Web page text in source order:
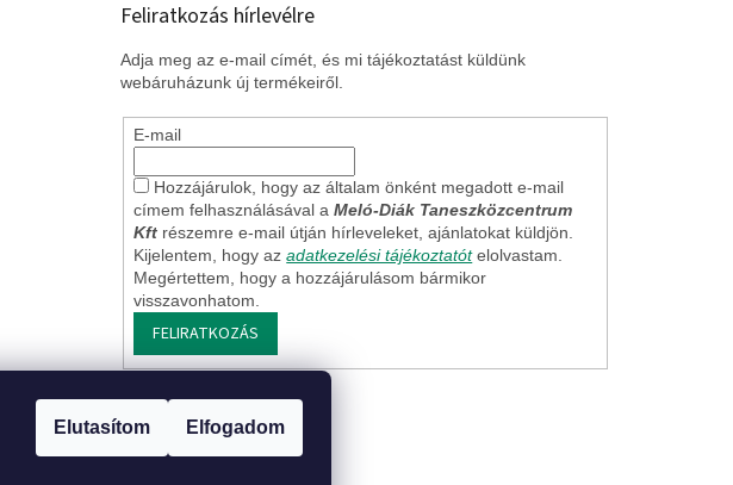
Elutasítom Elfogadom
Feliratkozás hírlevélre
Adja meg az e-mail címét, és mi tájékoztatást küldünk
webáruházunk új termékeiről.
E-mail
Hozzájárulok, hogy az általam önként megadott e-mail
címem felhasználásával aMeló-Diák Taneszközcentrum
Kft részemre e-mail útján hírleveleket, ajánlatokat küldjön.
Kijelentem, hogy azadatkezelési tájékoztatót elolvastam.
Megértettem, hogy a hozzájárulásom bármikor
visszavonhatom.
FELIRATKOZÁS
* Üzleti feltételek ÁSZF * Jogi nyilatkozat